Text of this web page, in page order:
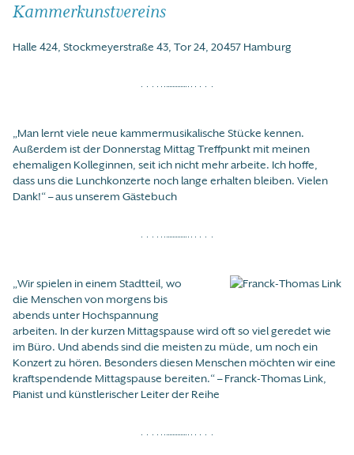
Kammerkunstvereins
Halle 424, Stockmeyerstraße 43, Tor 24, 20457 Hamburg
„Man lernt viele neue kammermusikalische Stücke kennen.
Außerdem ist der Donnerstag Mittag Treffpunkt mit meinen
ehemaligen Kolleginnen, seit ich nicht mehr arbeite. Ich hoffe,
dass uns die Lunchkonzerte noch lange erhalten bleiben. Vielen
Dank!“ – aus unserem Gästebuch
„Wir spielen in einem Stadtteil, wo
die Menschen von morgens bis
abends unter Hochspannung
arbeiten. In der kurzen Mittagspause wird oft so viel geredet wie
im Büro. Und abends sind die meisten zu müde, um noch ein
Konzert zu hören. Besonders diesen Menschen möchten wir eine
kraftspendende Mittagspause bereiten.“ – Franck-Thomas Link,
Pianist und künstlerischer Leiter der Reihe